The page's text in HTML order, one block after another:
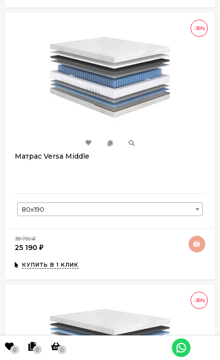
-35%
Матрас Versa Middle
80х190
38 750₽
25 190 ₽
КУПИТЬ В 1 КЛИК
-35%
0 0 0